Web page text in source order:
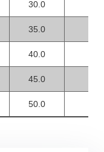
30.0
35.0
40.0
45.0
50.0